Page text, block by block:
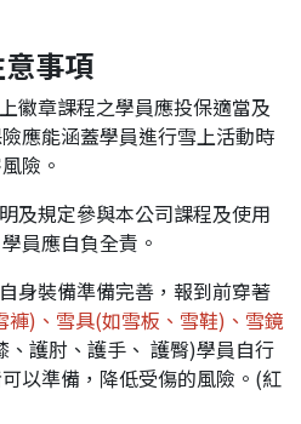
事項
徽章課程之學員應投保適當及
應能涵蓋學員進行雪上活動時
險。
及規定參與本公司課程及使用
員應自負全責。
身裝備準備完善，報到前穿著
褲)、雪具(如雪板、雪鞋)、雪鏡
、護肘、護手、 護臀)學員自行
以準備，降低受傷的風險。(紅